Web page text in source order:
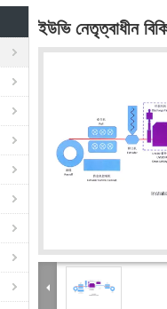
ইউভি নেতৃত্বাধীন